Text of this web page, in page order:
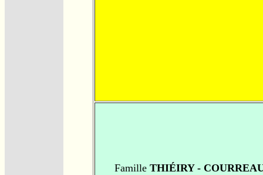
Famille THIÉIRY -